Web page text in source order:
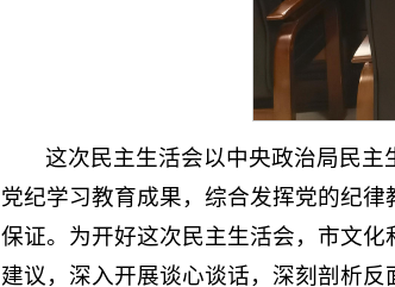
这次民主生活会以中央政治局民
党纪学习教育成果，综合发挥党的纪
保证。为开好这次民主生活会，市文
建议，深入开展谈心谈话，深刻剖析